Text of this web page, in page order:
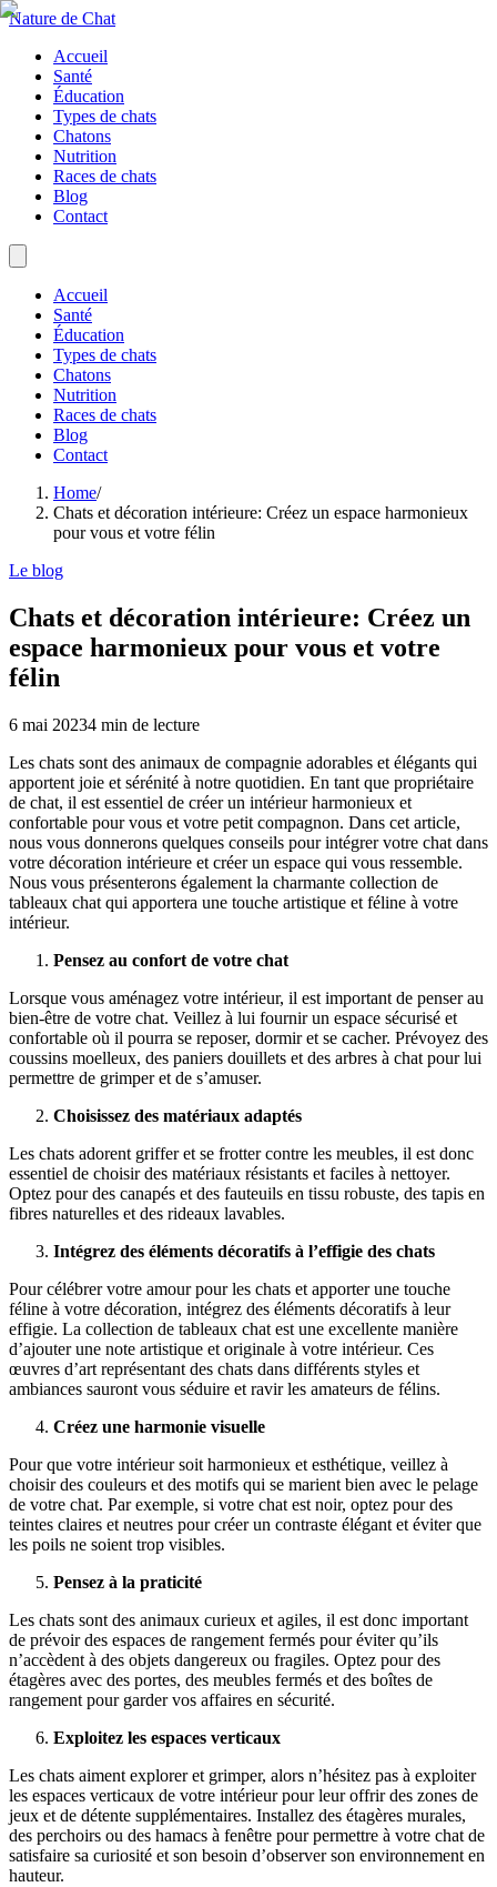
Nature de Chat
Accueil
Santé
Éducation
Types de chats
Chatons
Nutrition
Races de chats
Blog
Contact
Accueil
Santé
Éducation
Types de chats
Chatons
Nutrition
Races de chats
Blog
Contact
Home/
Chats et décoration intérieure: Créez un espace harmonieux
pour vous et votre félin
Le blog
Chats et décoration intérieure: Créez un
espace harmonieux pour vous et votre
félin
6 mai 20234 min de lecture
Les chats sont des animaux de compagnie adorables et élégants qui
apportent joie et sérénité à notre quotidien. En tant que propriétaire
de chat, il est essentiel de créer un intérieur harmonieux et
confortable pour vous et votre petit compagnon. Dans cet article,
nous vous donnerons quelques conseils pour intégrer votre chat dans
votre décoration intérieure et créer un espace qui vous ressemble.
Nous vous présenterons également la charmante collection de
tableaux chat qui apportera une touche artistique et féline à votre
intérieur.
Pensez au confort de votre chat
Lorsque vous aménagez votre intérieur, il est important de penser au
bien-être de votre chat. Veillez à lui fournir un espace sécurisé et
confortable où il pourra se reposer, dormir et se cacher. Prévoyez des
coussins moelleux, des paniers douillets et des arbres à chat pour lui
permettre de grimper et de s’amuser.
Choisissez des matériaux adaptés
Les chats adorent griffer et se frotter contre les meubles, il est donc
essentiel de choisir des matériaux résistants et faciles à nettoyer.
Optez pour des canapés et des fauteuils en tissu robuste, des tapis en
fibres naturelles et des rideaux lavables.
Intégrez des éléments décoratifs à l’effigie des chats
Pour célébrer votre amour pour les chats et apporter une touche
féline à votre décoration, intégrez des éléments décoratifs à leur
effigie. La collection de tableaux chat est une excellente manière
d’ajouter une note artistique et originale à votre intérieur. Ces
œuvres d’art représentant des chats dans différents styles et
ambiances sauront vous séduire et ravir les amateurs de félins.
Créez une harmonie visuelle
Pour que votre intérieur soit harmonieux et esthétique, veillez à
choisir des couleurs et des motifs qui se marient bien avec le pelage
de votre chat. Par exemple, si votre chat est noir, optez pour des
teintes claires et neutres pour créer un contraste élégant et éviter que
les poils ne soient trop visibles.
Pensez à la praticité
Les chats sont des animaux curieux et agiles, il est donc important
de prévoir des espaces de rangement fermés pour éviter qu’ils
n’accèdent à des objets dangereux ou fragiles. Optez pour des
étagères avec des portes, des meubles fermés et des boîtes de
rangement pour garder vos affaires en sécurité.
Exploitez les espaces verticaux
Les chats aiment explorer et grimper, alors n’hésitez pas à exploiter
les espaces verticaux de votre intérieur pour leur offrir des zones de
jeux et de détente supplémentaires. Installez des étagères murales,
des perchoirs ou des hamacs à fenêtre pour permettre à votre chat de
satisfaire sa curiosité et son besoin d’observer son environnement en
hauteur.